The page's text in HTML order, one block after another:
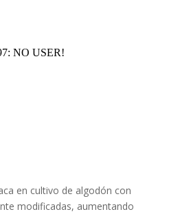
en cultivo de algodón con
modificadas, aumentando